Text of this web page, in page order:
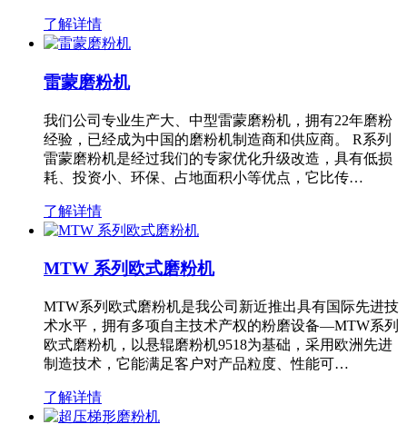
了解详情
雷蒙磨粉机
我们公司专业生产大、中型雷蒙磨粉机，拥有22年磨粉
经验，已经成为中国的磨粉机制造商和供应商。 R系列
雷蒙磨粉机是经过我们的专家优化升级改造，具有低损
耗、投资小、环保、占地面积小等优点，它比传…
了解详情
MTW 系列欧式磨粉机
MTW系列欧式磨粉机是我公司新近推出具有国际先进技
术水平，拥有多项自主技术产权的粉磨设备—MTW系列
欧式磨粉机，以悬辊磨粉机9518为基础，采用欧洲先进
制造技术，它能满足客户对产品粒度、性能可…
了解详情